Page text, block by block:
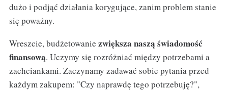
dużo i podjąć działania korygujące, zanim problem stanie
się poważny.
Wreszcie, budżetowanie zwiększa naszą świadomość
finansową. Uczymy się rozróżniać między potrzebami a
zachciankami. Zaczynamy zadawać sobie pytania przed
każdym zakupem: "Czy naprawdę tego potrzebuję?",